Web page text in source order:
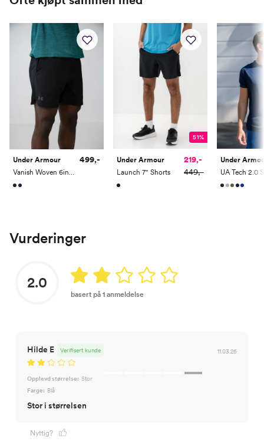
Under Armour
Vanish Woven 6in Shorts
499,-
51%
Under Armour
Launch 7" Shorts
219,-
449,-
Under
Vurderinger
2.0
basert på 1 anmeldelse
Hilde E 11.03.26
Verifisert kunde
Opplevd størrelse: Stor
Farge: Blå
Stor i størrelsen
Nyttig?